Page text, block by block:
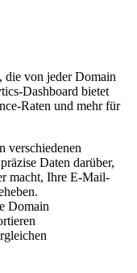
die von jeder Domain
Dashboard bietet
Raten und mehr für
verschiedenen
Daten darüber,
macht, Ihre E-Mail-
Domain